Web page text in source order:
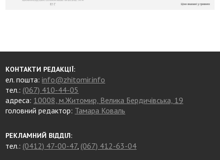
КОНТАКТИ РЕДАКЦІЇ:
ел. пошта:info@zhitomir.info
тел.: (067) 410-44-05
адреса: 10008, м.Житомир, Велика Бердичівська, 19
головний редактор: Тамара Коваль
РЕКЛАМНИЙ ВІДДІЛ:
тел.: (0412) 47-00-47, (067) 412-63-04